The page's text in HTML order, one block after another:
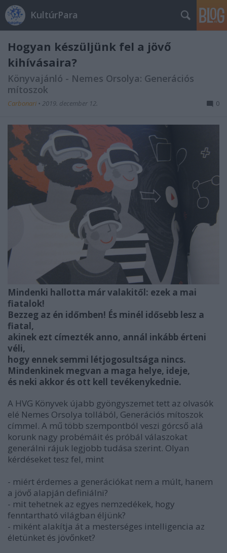
KultúrPara
Hogyan készüljünk fel a jövő
kihívásaira?
Könyvajánló - Nemes Orsolya: Generációs
mítoszok
Carbonari • 2019. december 12. 0
Mindenki hallotta már valakitől: ezek a mai
fiatalok!
Bezzeg az én időmben! És minél idősebb lesz a
fiatal,
akinek ezt címezték anno, annál inkább érteni
véli,
hogy ennek semmi létjogosultsága nincs.
Mindenkinek megvan a maga helye, ideje,
és neki akkor és ott kell tevékenykednie.
A HVG Könyvek újabb gyöngyszemet tett az olvasók
elé Nemes Orsolya tollából, Generációs mítoszok
címmel. A mű több szempontból veszi górcső alá
korunk nagy probémáit és próbál válaszokat
generálni rájuk legjobb tudása szerint. Olyan
kérdéseket tesz fel, mint
- miért érdemes a generációkat nem a múlt, hanem
a jövő alapján definiálni?
- mit tehetnek az egyes nemzedékek, hogy
fenntartható világban éljünk?
- miként alakítja át a mesterséges intelligencia az
életünket és jövőnket?